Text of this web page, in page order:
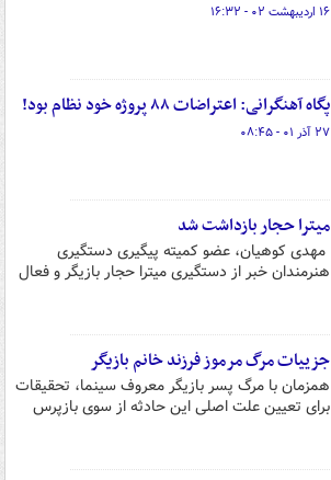
۱۶ اردیبهشت ۰۲ - ۱۶:۳۲
پگاه آهنگرانی: اعتراضات ۸۸ پروژه خود نظام بود!
۲۷ آذر ۰۱ - ۰۸:۴۵
میترا حجار بازداشت شد
مهدی کوهیان، عضو کمیته پیگیری دستگیری
هنرمندان خبر از دستگیری میترا حجار بازیگر و فعال
جزییات مرگ مرموز فرزند خانم بازیگر
همزمان با مرگ پسر بازیگر معروف سینما، تحقیقات
برای تعیین علت اصلی این حادثه از سوی بازپرس